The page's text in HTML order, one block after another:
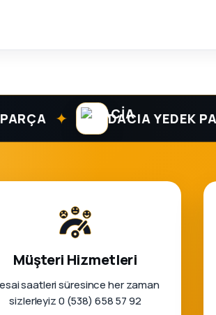
✦ DACIA YEDEK PARÇA
Müşteri Hizmetleri
saatleri süresince her zaman
sizlerleyiz 0 (538) 658 57 92